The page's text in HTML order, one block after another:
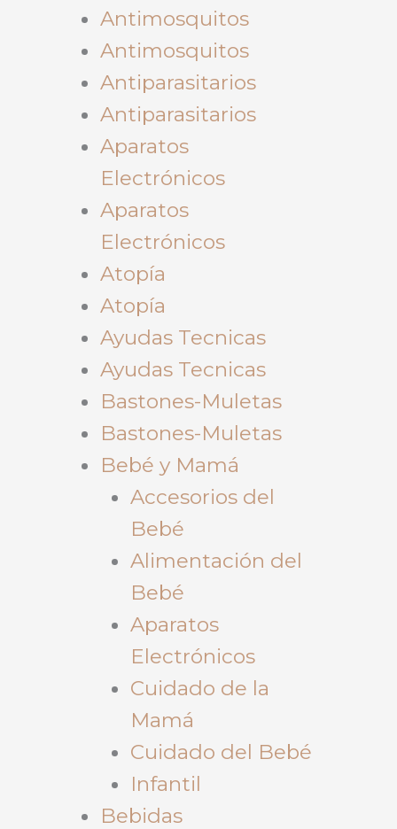
Antimosquitos
Antimosquitos
Antiparasitarios
Antiparasitarios
Aparatos
Electrónicos
Aparatos
Electrónicos
Atopía
Atopía
Ayudas Tecnicas
Ayudas Tecnicas
Bastones-Muletas
Bastones-Muletas
Bebé y Mamá
Accesorios del
Bebé
Alimentación del
Bebé
Aparatos
Electrónicos
Cuidado de la
Mamá
Cuidado del Bebé
Infantil
Bebidas